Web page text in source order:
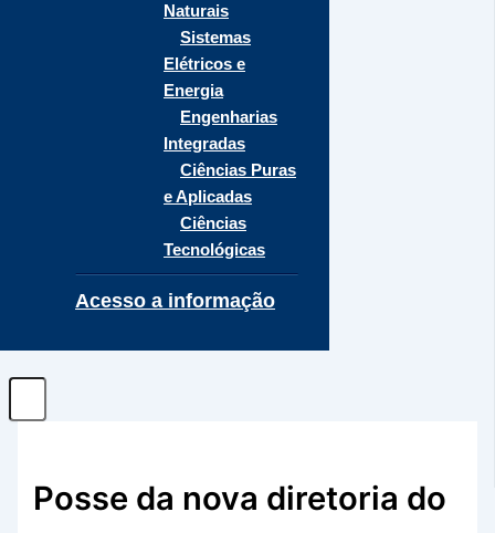
Naturais
Sistemas
Elétricos e
Energia
Engenharias
Integradas
Ciências Puras
e Aplicadas
Ciências
Tecnológicas
Acesso a informação
Posse da nova diretoria do